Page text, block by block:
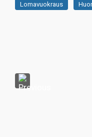
Lomavuokraus